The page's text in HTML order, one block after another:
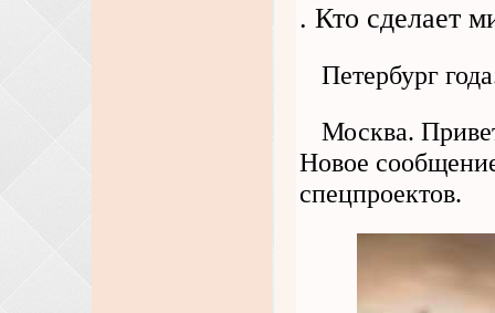
. Кто сделает
Петербург
Москва.
Новое
спецпроектов.